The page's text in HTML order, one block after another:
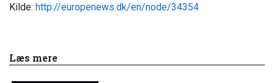
Kilde: http://europenews.dk/en/node/34354
Læs mere